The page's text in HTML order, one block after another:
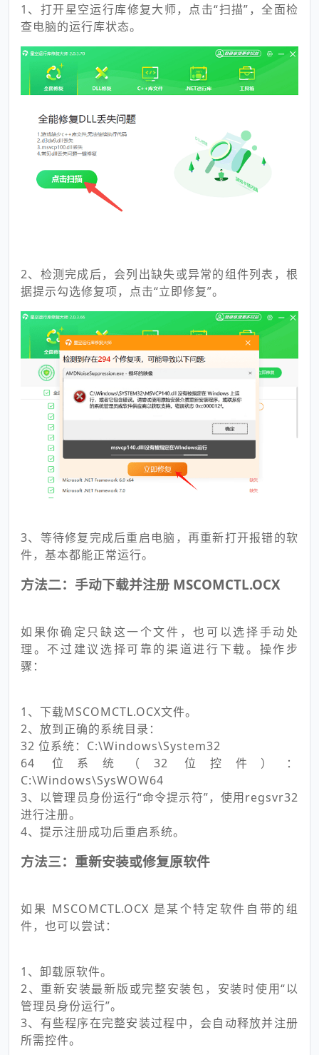
1、打开星空运行库修复大师，点击“扫描”，全面检
查电脑的运行库状态。
2、检测完成后，会列出缺失或异常的组件列表，根
据提示勾选修复项，点击“立即修复”。
3、等待修复完成后重启电脑，再重新打开报错的软
件，基本都能正常运行。
方法二：手动下载并注册 MSCOMCTL.OCX
如果你确定只缺这一个文件，也可以选择手动处
理。不过建议选择可靠的渠道进行下载。操作步
骤：
1、下载MSCOMCTL.OCX文件。
2、放到正确的系统目录：
32 位系统：C:\Windows\System32
64 位系统（32 位控件）：
C:\Windows\SysWOW64
3、以管理员身份运行“命令提示符”，使用regsvr32
进行注册。
4、提示注册成功后重启系统。
方法三：重新安装或修复原软件
如果 MSCOMCTL.OCX 是某个特定软件自带的组
件，也可以尝试：
1、卸载原软件。
2、重新安装最新版或完整安装包，安装时使用“以
管理员身份运行”。
3、有些程序在完整安装过程中，会自动释放并注册
所需控件。